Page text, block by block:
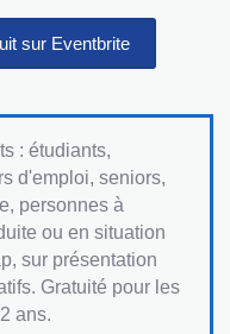
sur Eventbrite
: étudiants,
d'emploi, seniors,
personnes à
ou en situation
sur présentation
Gratuité pour les
ans.